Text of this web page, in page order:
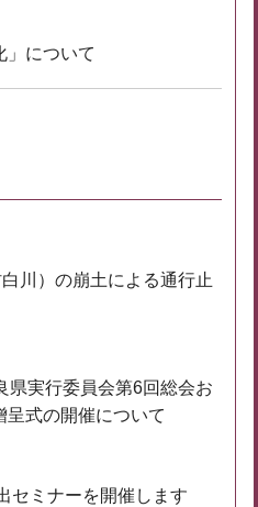
」について
川）の崩土による通行止
県実行委員会第6回総会お
呈式の開催について
セミナーを開催します